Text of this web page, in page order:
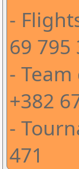
-
69 795
-
+382
-
471